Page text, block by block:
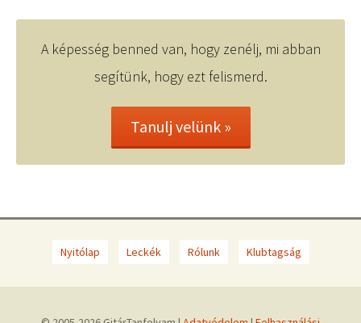
A képesség benned van, hogy zenélj, mi abban
segítünk, hogy ezt felismerd.
Tanulj velünk »
Nyitólap Leckék Rólunk Klubtagság